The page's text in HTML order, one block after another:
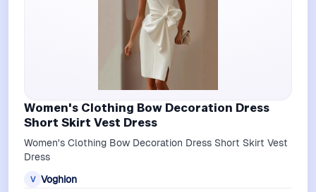
Women's Clothing Bow Decoration Dress
Short Skirt Vest Dress
Women's Clothing Bow Decoration Dress Short Skirt Vest
Dress
V Voghion